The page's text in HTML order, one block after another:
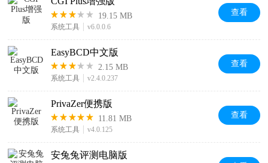
19.15 MB
系统工具 v6.0.0.6
查看
EasyBCD中文版
2.15 MB
系统工具 v2.4.0.237
查看
PrivaZer便携版
11.81 MB
系统工具 v4.0.125
查看
安兔兔评测电脑版